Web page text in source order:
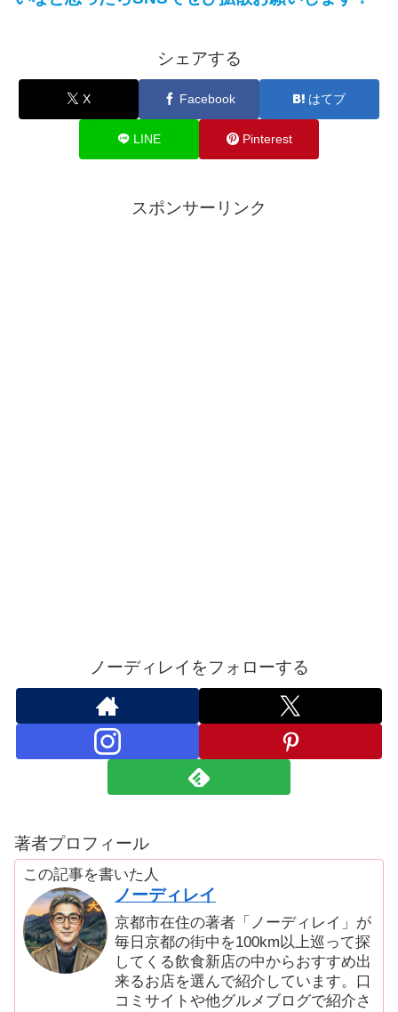
シェアする
X Facebook はてブ
LINE Pinterest
スポンサーリンク
ノーディレイをフォローする
著者プロフィール
この記事を書いた人
ノーディレイ
京都市在住の著者「ノーディレイ」が
毎日京都の街中を100km以上巡って探
してくる飲食新店の中からおすすめ出
来るお店を選んで紹介しています。口
コミサイトや他グルメブログで紹介さ